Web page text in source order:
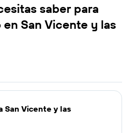
saber para
San Vicente y las
San Vicente y las